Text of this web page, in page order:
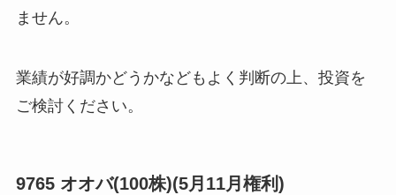
ません。
業績が好調かどうかなどもよく判断の上、投資を
ご検討ください。
9765 オオバ(100株)(5月11月権利)